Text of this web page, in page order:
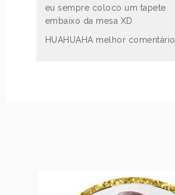
eu sempre coloco um tapete
embaixo da mesa XD
HUAHUAHA melhor comentário